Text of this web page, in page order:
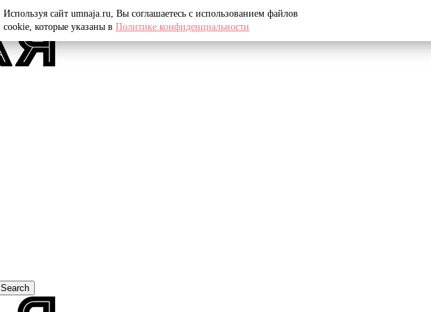
Search
Используя сайт umnaja.ru, Вы соглашаетесь с использованием файлов
cookie, которые указаны в Политике конфиденциальности